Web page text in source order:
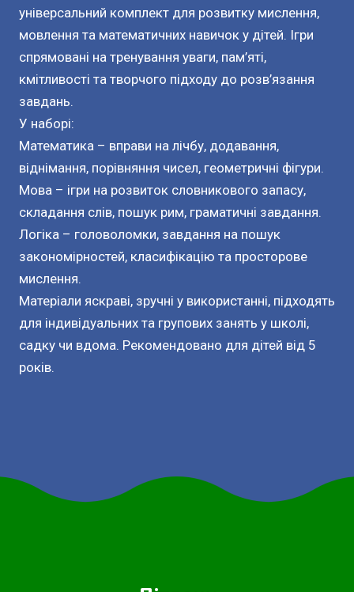
універсальний комплект для розвитку мислення,
мовлення та математичних навичок у дітей. Ігри
спрямовані на тренування уваги, пам’яті,
кмітливості та творчого підходу до розв’язання
завдань.
У наборі:
Математика – вправи на лічбу, додавання,
віднімання, порівняння чисел, геометричні фігури.
Мова – ігри на розвиток словникового запасу,
складання слів, пошук рим, граматичні завдання.
Логіка – головоломки, завдання на пошук
закономірностей, класифікацію та просторове
мислення.
Матеріали яскраві, зручні у використанні, підходять
для індивідуальних та групових занять у школі,
садку чи вдома. Рекомендовано для дітей від 5
років.